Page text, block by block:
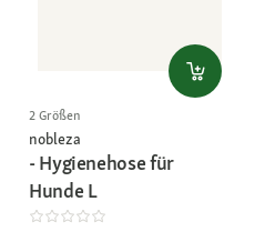
2 Größen
nobleza
- Hygienehose für
Hunde L